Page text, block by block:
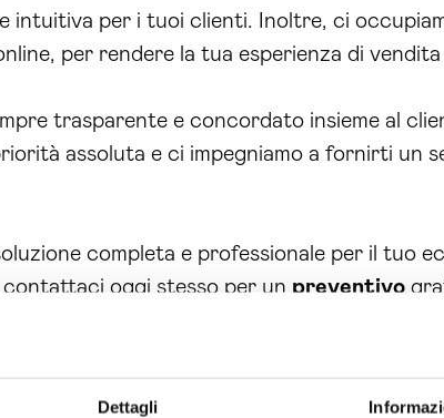
Dettagli
intuitiva per i tuoi clienti. Inoltre, ci
per rendere la tua esperienza di
trasparente e concordato insieme al
assoluta e ci impegniamo a fornirti un
completa e professionale per il tuo
oggi stesso per un preventivo
servizio di sviluppo ecommerce offre
e conoscenza del settore, possiamo
sempre più ampio.